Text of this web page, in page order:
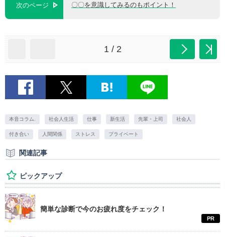
次のページ 〇〇を意識してみるのもポイント！
1 / 2
本音コラム. 社会人生活 仕事 新生活 先輩・上司 社会人
付き合い 人間関係 ストレス プライベート
関連記事
ピックアップ
簡単な診断で今のお疲れ度をチェック！
PR